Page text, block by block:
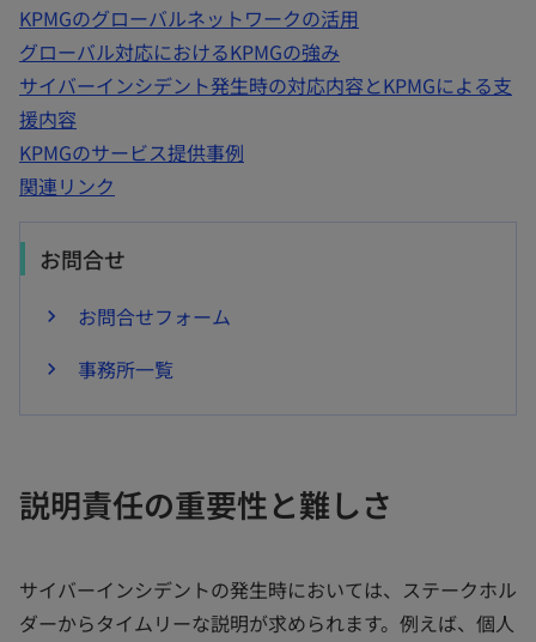
KPMGのグローバルネットワークの活用
グローバル対応におけるKPMGの強み
サイバーインシデント発生時の対応内容とKPMGによる支
援内容
KPMGのサービス提供事例
関連リンク
お問合せ
お問合せフォーム
事務所一覧
説明責任の重要性と難しさ
サイバーインシデントの発生時においては、ステークホル
ダーからタイムリーな説明が求められます。例えば、個人